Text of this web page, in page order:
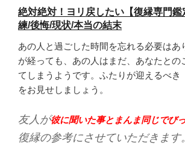
絶対絶対！ヨリ戻したい【復縁専門
練/後悔/現状/本当の結末
あの人と過ごした時間を忘れる必要はあ
が経っても、あの人はまだ、あなたとの
てしまうようです。ふたりが迎えるべき
をお見せしましょう。
友人が彼に聞いた事とまんま同じでび
復縁の参考にさせていただきます。